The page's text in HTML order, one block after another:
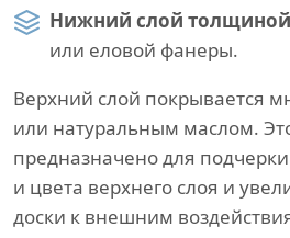
Нижний слой
или еловой фанеры.
Верхний слой покрывается
или натуральным маслом.
предназначено для
и цвета верхнего слоя и
доски к внешним